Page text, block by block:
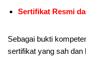
Sertifikat Resmi
Sebagai bukti
sertifikat yang sah dan